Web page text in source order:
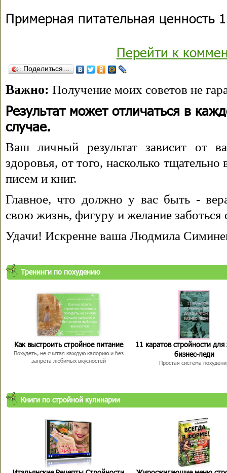
Примерная питательная ценность
Перейти к
Поделиться…
Важно: Получение моих советов не
Результат может отличаться в
случае.
Ваш личный результат зависит от
здоровья, от того, насколько
писем и книг.
Главное, что должно у вас быть -
свою жизнь, фигуру и желание заботься
Удачи! Искренне ваша Людмила
Тренинги по похудению
Как выстроить стройное питание
Похудеть, не считая каждую калорию и без
запрета любимых вкусностей
11 каратов стройности для
бизнес-леди
Простая система
Книги по стройной кулинарии